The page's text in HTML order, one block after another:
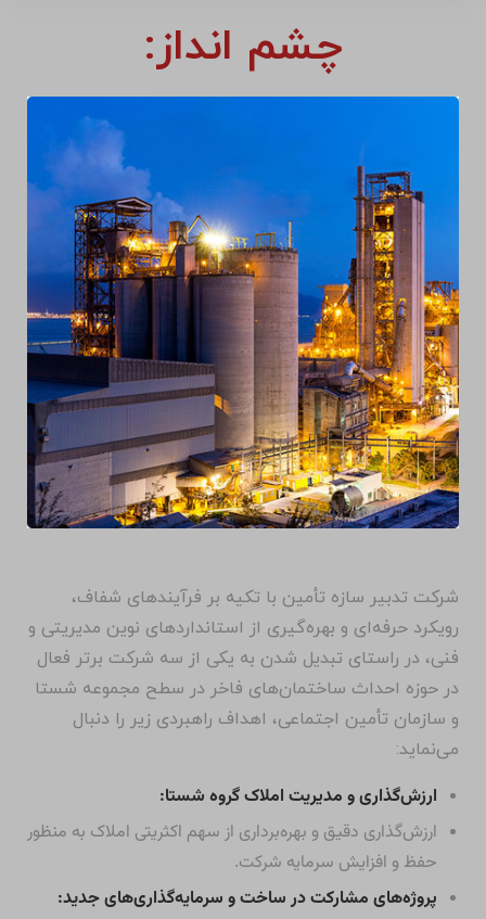
چشم انداز:
شرکت تدبیر سازه تأمین با تکیه بر فرآیندهای شفاف،
رویکرد حرفه‌ای و بهره‌گیری از استانداردهای نوین مدیریتی و
فنی، در راستای تبدیل شدن به یکی از سه شرکت برتر فعال
در حوزه احداث ساختمان‌های فاخر در سطح مجموعه شستا
و سازمان تأمین اجتماعی، اهداف راهبردی زیر را دنبال
می‌نماید:
ارزش‌گذاری و مدیریت املاک گروه شستا:
ارزش‌گذاری دقیق و بهره‌برداری از سهم اکثریتی املاک به منظور
حفظ و افزایش سرمایه شرکت.
پروژه‌های مشارکت در ساخت و سرمایه‌گذاری‌های جدید: